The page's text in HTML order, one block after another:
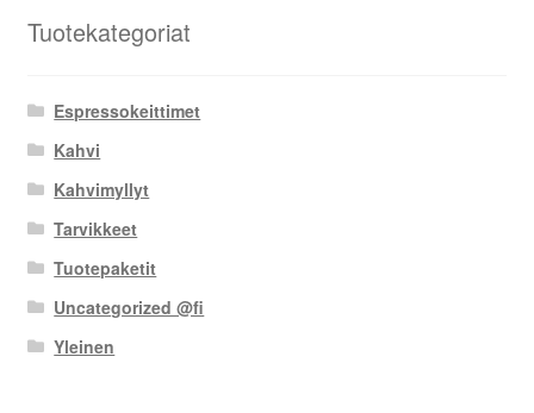
Tuotekategoriat
Espressokeittimet
Kahvi
Kahvimyllyt
Tarvikkeet
Tuotepaketit
Uncategorized @fi
Yleinen